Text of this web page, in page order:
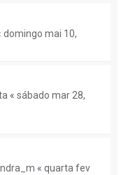
domingo mai 10,
« sábado mar 28,
« quarta fev